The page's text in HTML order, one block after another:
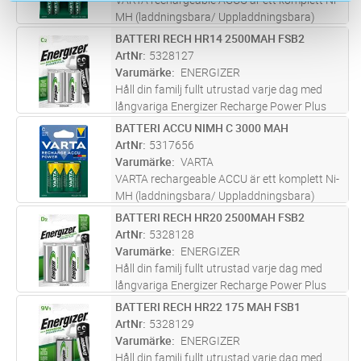
MH (laddningsbara/ Uppladdningsbara)
batterisortiment i alla storlekar och kapacitet.
Lämplig för alla vanliga laddare och
standardapplikationer på marknade
FP Lägg i kundvagn
BATTERI RECH HR14 2500MAH FSB2
ArtNr 5328127
Varumärke
ENERGIZER
Håll din familj fullt utrustad varje dag med
långvariga Energizer Recharge Power Plus
uppladdningsbara batterier. Varje Energizer
Recharge Power Plus-batteri kan laddas och
användas hundratals gånger
FP Lägg i kundvagn
BATTERI ACCU NIMH C 3000 MAH
ArtNr 5317656
Varumärke
VARTA
VARTA rechargeable ACCU är ett komplett Ni-
MH (laddningsbara/ Uppladdningsbara)
batterisortiment i alla storlekar och kapacitet.
Lämplig för alla vanliga laddare och
standardapplikationer på marknade
FP Lägg i kundvagn
BATTERI RECH HR20 2500MAH FSB2
ArtNr 5328128
Varumärke
ENERGIZER
Håll din familj fullt utrustad varje dag med
långvariga Energizer Recharge Power Plus
uppladdningsbara batterier. Varje Energizer
Recharge Power Plus-batteri kan laddas och
användas hundratals gånger
ST Lägg i kundvagn
BATTERI RECH HR22 175 MAH FSB1
ArtNr 5328129
Varumärke
ENERGIZER
Håll din familj fullt utrustad varje dag med